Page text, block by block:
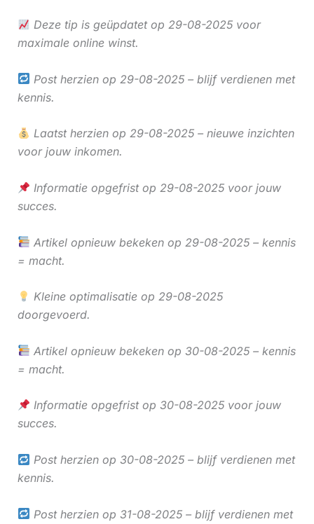
Deze tip is geüpdatet op 29-08-2025 voor
maximale online winst.
Post herzien op 29-08-2025 – blijf verdienen met
kennis.
Laatst herzien op 29-08-2025 – nieuwe inzichten
voor jouw inkomen.
Informatie opgefrist op 29-08-2025 voor jouw
succes.
Artikel opnieuw bekeken op 29-08-2025 – kennis
= macht.
Kleine optimalisatie op 29-08-2025
doorgevoerd.
Artikel opnieuw bekeken op 30-08-2025 – kennis
= macht.
Informatie opgefrist op 30-08-2025 voor jouw
succes.
Post herzien op 30-08-2025 – blijf verdienen met
kennis.
Post herzien op 31-08-2025 – blijf verdienen met